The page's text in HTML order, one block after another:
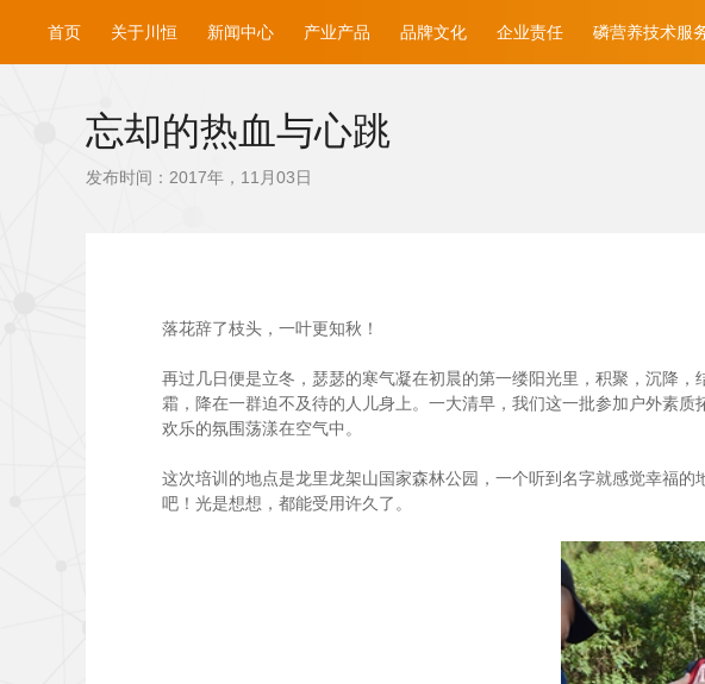
首页 关于川恒 新闻中心 产业产品 品牌文化 企业责任 磷营养技术服
忘却的热血与心跳
发布时间：2017年，11月03日
落花辞了枝头，一叶更知秋！
再过几日便是立冬，瑟瑟的寒气凝在初晨的第一缕阳光里，积聚，沉降
霜，降在一群迫不及待的人儿身上。一大清早，我们这一批参加户外素
欢乐的氛围荡漾在空气中。
这次培训的地点是龙里龙架山国家森林公园，一个听到名字就感觉幸福
吧！光是想想，都能受用许久了。